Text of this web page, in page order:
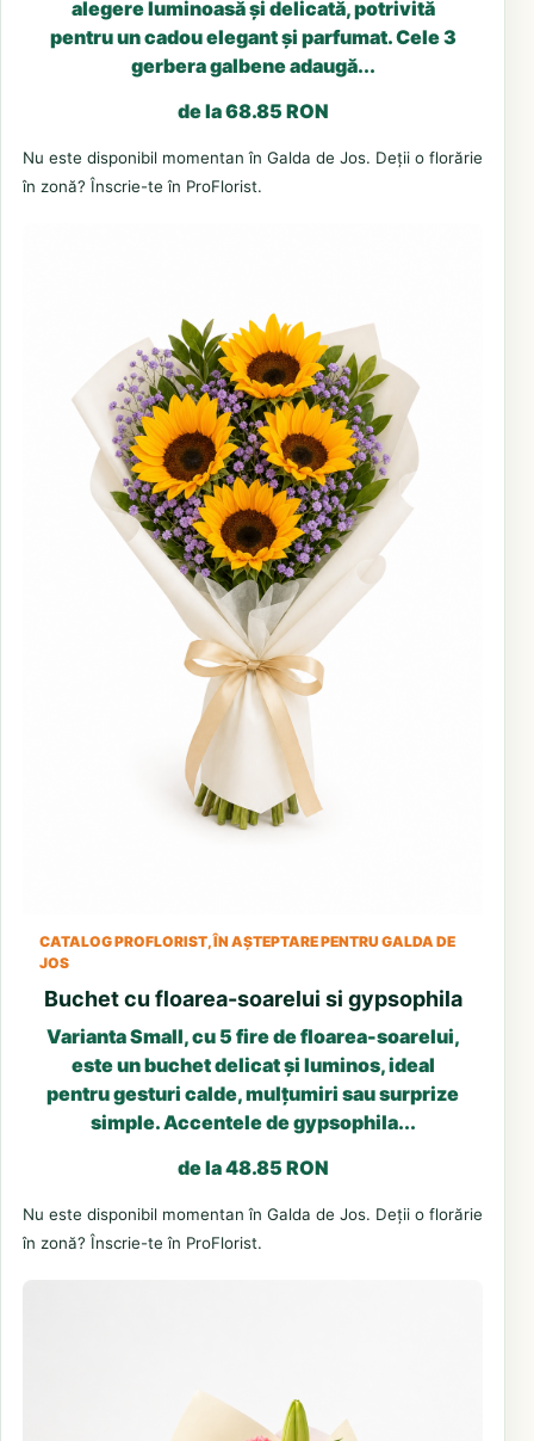
alegere luminoasă și delicată, potrivită
pentru un cadou elegant și parfumat. Cele 3
gerbera galbene adaugă...
de la 68.85 RON
Nu este disponibil momentan în Galda de Jos. Deții o florărie
în zonă? Înscrie-te în ProFlorist.
CATALOG PROFLORIST, ÎN AȘTEPTARE PENTRU GALDA DE
JOS
Buchet cu floarea-soarelui si gypsophila
Varianta Small, cu 5 fire de floarea-soarelui,
este un buchet delicat și luminos, ideal
pentru gesturi calde, mulțumiri sau surprize
simple. Accentele de gypsophila...
de la 48.85 RON
Nu este disponibil momentan în Galda de Jos. Deții o florărie
în zonă? Înscrie-te în ProFlorist.